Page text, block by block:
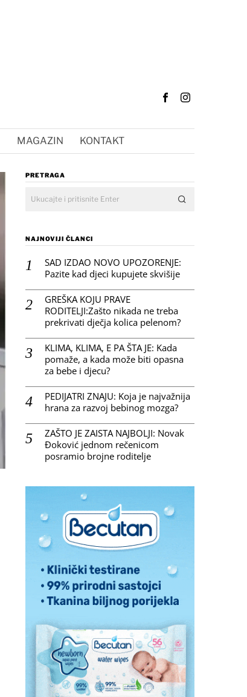
MAGAZIN KONTAKT
PRETRAGA
NAJNOVIJI ČLANCI
SAD IZDAO NOVO UPOZORENJE:
Pazite kad djeci kupujete skvišije
GREŠKA KOJU PRAVE
RODITELJI:Zašto nikada ne treba
prekrivati dječja kolica pelenom?
KLIMA, KLIMA, E PA ŠTA JE: Kada
pomaže, a kada može biti opasna
za bebe i djecu?
PEDIJATRI ZNAJU: Koja je najvažnija
hrana za razvoj bebinog mozga?
ZAŠTO JE ZAISTA NAJBOLJI: Novak
Đoković jednom rečenicom
posramio brojne roditelje